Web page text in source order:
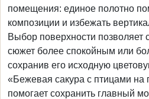
помещения: единое полотно
композиции и избежать
Выбор поверхности позволяет
сюжет более спокойным или
сохранив его исходную
«Бежевая сакура с птицами на
помогает сохранить главный